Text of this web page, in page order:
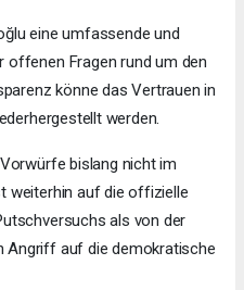
eine umfassende und
offenen Fragen rund um den
könne das Vertrauen in
werden.
bislang nicht im
weiterhin auf die offizielle
als von der
Angriff auf die demokratische